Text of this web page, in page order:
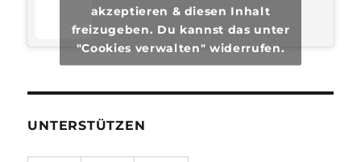
akzeptieren & diesen Inhalt
freizugeben. Du kannst das unter
"Cookies verwalten" widerrufen.
UNTERSTÜTZEN